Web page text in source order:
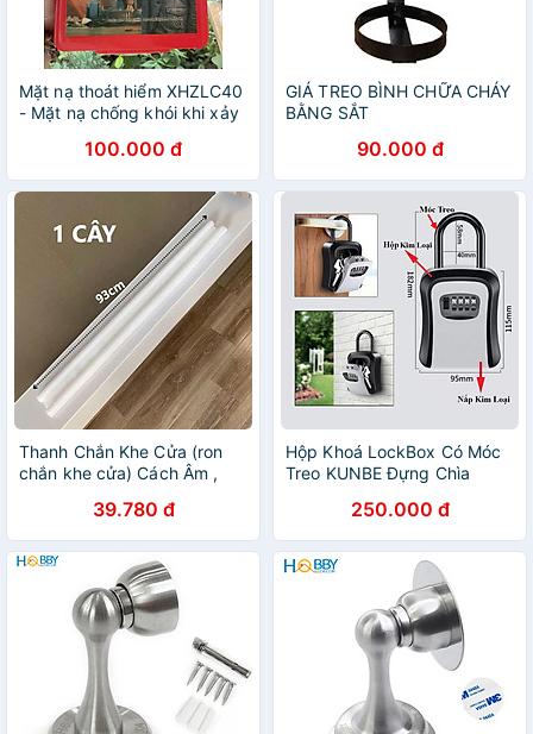
Mặt nạ thoát hiểm XHZLC40
- Mặt nạ chống khói khi xảy
100.000 đ
GIÁ TREO BÌNH CHỮA CHÁY
BẰNG SẮT
90.000 đ
Thanh Chắn Khe Cửa (ron
chắn khe cửa) Cách Âm ,
Thoát Hơi Máy Lạnh Máy
Điều Hòa - Hàng Chuẩn Loại
1 PaKaSa
39.780 đ
Hộp Khoá LockBox Có Móc
Treo KUNBE Đựng Chìa
Homestay250.000 đ